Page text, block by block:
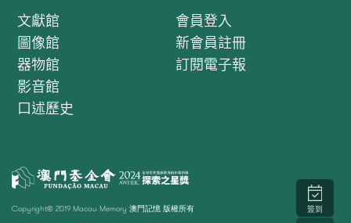
文獻館
圖像館
器物館
影音館
口述歷史
會員登入
新會員註冊
訂閱電子報
Copyright© 2019 Macau Memory 澳門記憶 版權所有 簽到